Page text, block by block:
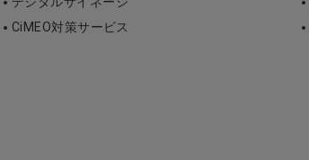
CiMEO対策サービス